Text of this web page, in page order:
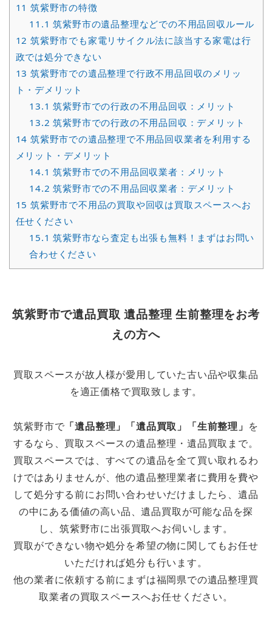
11 筑紫野市の特徴
11.1 筑紫野市の遺品整理などでの不用品回収ルール
12 筑紫野市でも家電リサイクル法に該当する家電は行
政では処分できない
13 筑紫野市での遺品整理で行政不用品回収のメリッ
ト・デメリット
13.1 筑紫野市での行政の不用品回収：メリット
13.2 筑紫野市での行政の不用品回収：デメリット
14 筑紫野市での遺品整理で不用品回収業者を利用する
メリット・デメリット
14.1 筑紫野市での不用品回収業者：メリット
14.2 筑紫野市での不用品回収業者：デメリット
15 筑紫野市で不用品の買取や回収は買取スペースへお
任せください
15.1 筑紫野市なら査定も出張も無料！まずはお問い
合わせください
筑紫野市で遺品買取 遺品整理 生前整理をお考
えの方へ
買取スペースが故人様が愛用していた古い品や収集品
を適正価格で買取致します。
筑紫野市で 「遺品整理」「遺品買取」「生前整理」 を
するなら、買取スペースの遺品整理・遺品買取まで。
買取スペースでは、すべての遺品を全て買い取れるわ
けではありませんが、他の遺品整理業者に費用を費や
して処分する前にお問い合わせいだけましたら、遺品
の中にある価値の高い品、遺品買取が可能な品を探
し、筑紫野市に出張買取へお伺いします。
買取ができない物や処分を希望の物に関してもお任せ
いただければ処分も行います。
他の業者に依頼する前にまずは福岡県での遺品整理買
取業者の買取スペースへお任せください。